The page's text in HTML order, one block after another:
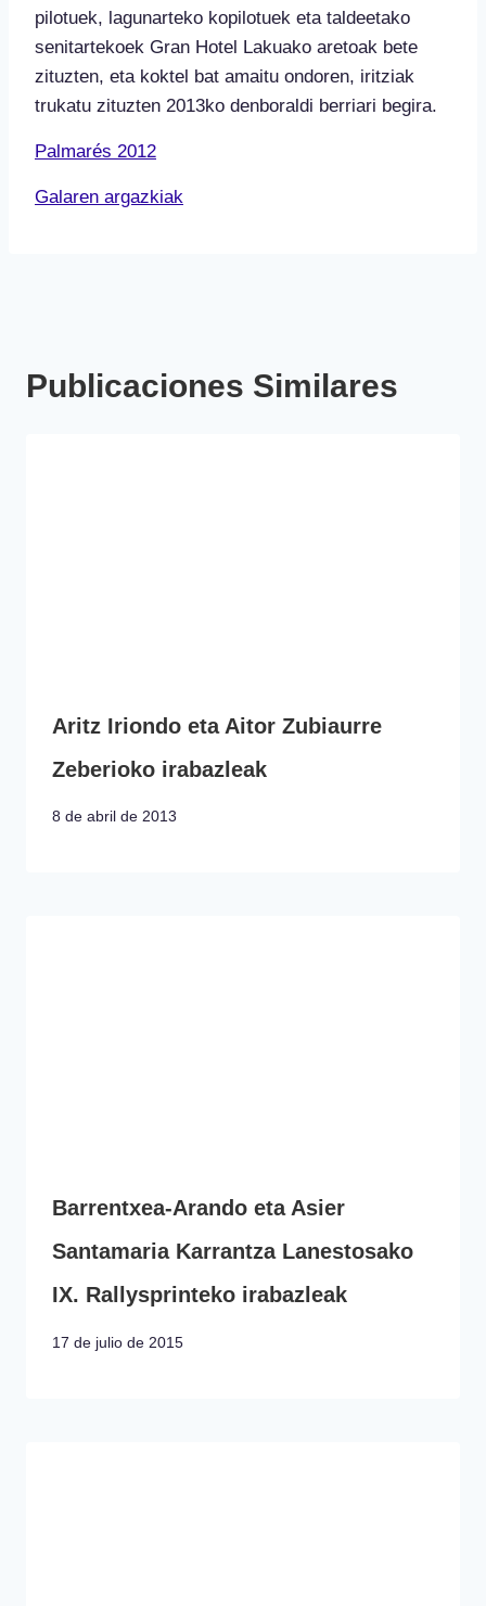
pilotuek, lagunarteko kopilotuek eta taldeetako
senitartekoek Gran Hotel Lakuako aretoak bete
zituzten, eta koktel bat amaitu ondoren, iritziak
trukatu zituzten 2013ko denboraldi berriari begira.
Palmarés 2012
Galaren argazkiak
Publicaciones Similares
Aritz Iriondo eta Aitor Zubiaurre
Zeberioko irabazleak
8 de abril de 2013
Barrentxea-Arando eta Asier
Santamaria Karrantza Lanestosako
IX. Rallysprinteko irabazleak
17 de julio de 2015